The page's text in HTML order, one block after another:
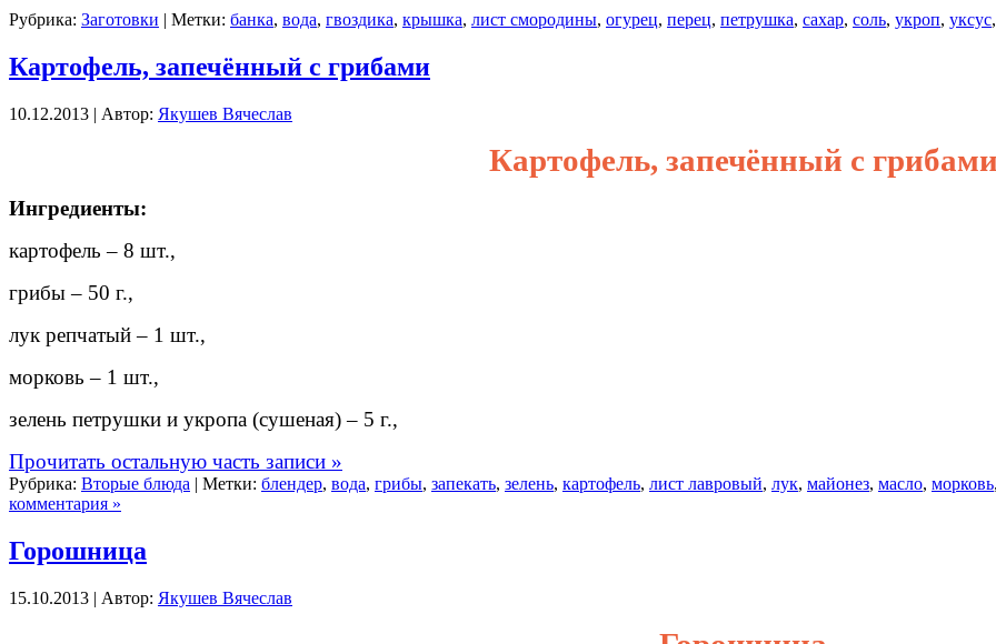
Рубрика: Заготовки | Метки: банка, вода, гвоздика, крышка, лист смородины, огурец, перец, петрушка, сахар, соль, укроп, уксус,
Картофель, запечённый с грибами
10.12.2013 | Автор: Якушев Вячеслав
Картофель, запечённый с
Ингредиенты:
картофель – 8 шт.,
грибы – 50 г.,
лук репчатый – 1 шт.,
морковь – 1 шт.,
зелень петрушки и укропа (сушеная) – 5 г.,
Прочитать остальную часть записи »
Рубрика: Вторые блюда | Метки: блендер, вода, грибы, запекать, зелень, картофель, лист лавровый, лук, майонез, масло, морковь,
комментария »
Горошница
15.10.2013 | Автор: Якушев Вячеслав